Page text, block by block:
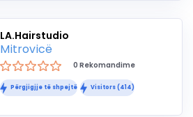
LA.Hairstudio
Mitrovicë
0 Rekomandime
Përgjigjje të shpejtë Visitors (414)